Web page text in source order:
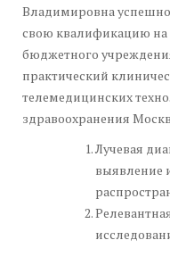
Владимировна
свою квалификацию на
бюджетного
практический
телемедицинских
здравоохранения
Лучевая
выявление